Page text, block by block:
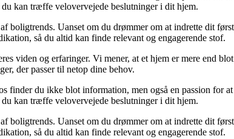
kan træffe velovervejede beslutninger i dit hjem.
Uanset om du drømmer om at indrette dit
så du altid kan finde relevant og engagerende stof.
viden og erfaringer. Vi mener, at et hjem er mere end
der passer til netop dine behov.
du ikke blot information, men også en passion for
kan træffe velovervejede beslutninger i dit hjem.
Uanset om du drømmer om at indrette dit
så du altid kan finde relevant og engagerende stof.